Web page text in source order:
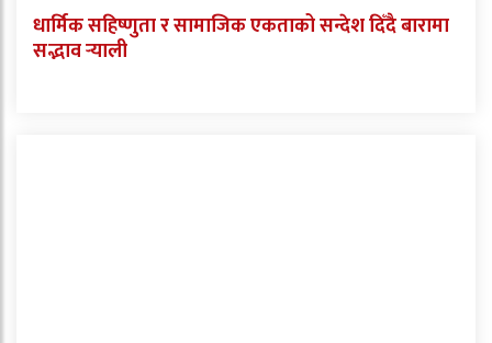
धार्मिक सहिष्णुता र सामाजिक एकताको सन्देश दिँदै बारामा
सद्भाव र्‍याली